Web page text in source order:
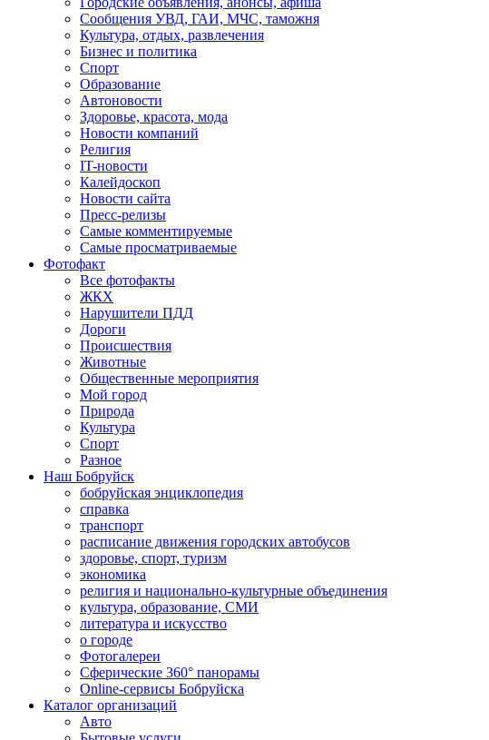
Сообщения УВД, ГАИ, МЧС, таможня
Культура, отдых, развлечения
Бизнес и политика
Спорт
Образование
Автоновости
Здоровье, красота, мода
Новости компаний
Религия
IT-новости
Калейдоскоп
Новости сайта
Пресс-релизы
Самые комментируемые
Самые просматриваемые
Фотофакт
Все фотофакты
ЖКХ
Нарушители ПДД
Дороги
Происшествия
Животные
Общественные мероприятия
Мой город
Природа
Культура
Спорт
Разное
Наш Бобруйск
бобруйская энциклопедия
справка
транспорт
расписание движения городских автобусов
здоровье, спорт, туризм
экономика
религия и национально-культурные объединения
культура, образование, СМИ
литература и искусство
о городе
Фотогалереи
Сферические 360° панорамы
Online-сервисы Бобруйска
Каталог организаций
Авто